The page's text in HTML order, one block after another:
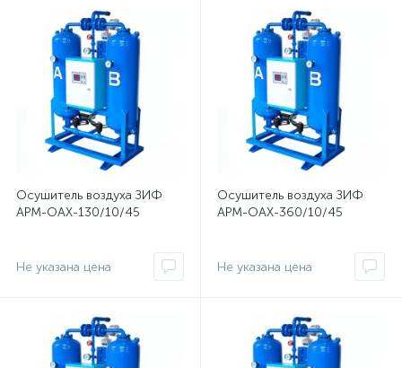
Осушитель воздуха ЗИФ
АРМ-ОАХ-130/10/45
Не указана цена
Осушитель воздуха ЗИФ
АРМ-ОАХ-360/10/45
Не указана цена